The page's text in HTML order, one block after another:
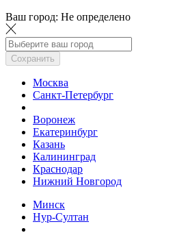
Ваш город: Не определено
Сохранить
Москва
Санкт-Петербург
Воронеж
Екатеринбург
Казань
Калининград
Краснодар
Нижний Новгород
Минск
Нур-Султан